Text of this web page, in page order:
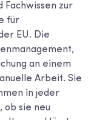
zur
für
EU. Die
an einem
Arbeit. Sie
in jeder
ob sie neu